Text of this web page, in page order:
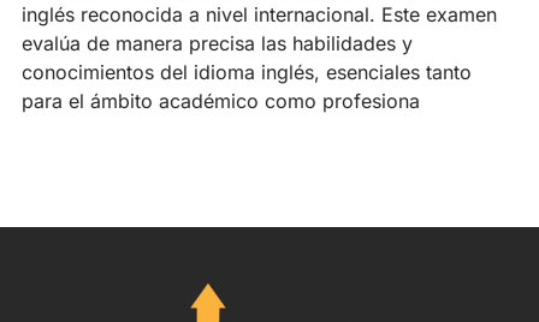
inglés reconocida a nivel internacional. Este examen
evalúa de manera precisa las habilidades y
conocimientos del idioma inglés, esenciales tanto
para el ámbito académico como profesiona